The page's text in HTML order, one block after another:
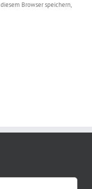
Browser speichern,